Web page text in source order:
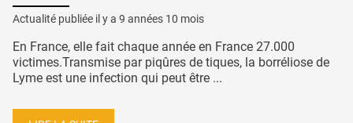
Actualité publiée il y a 9 années 10 mois
En France, elle fait chaque année en France 27.000
victimes.Transmise par piqûres de tiques, la borréliose de
Lyme est une infection qui peut être ...